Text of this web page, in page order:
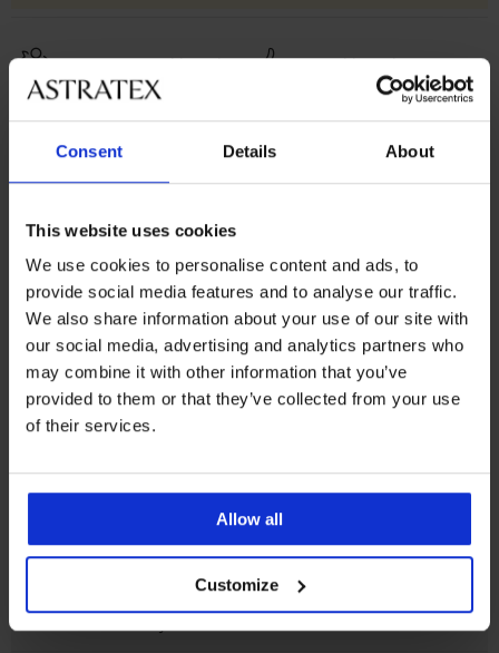
Consent Details About
This website uses cookies
We use cookies to personalise content and ads, to
provide social media features and to analyse our traffic.
We also share information about your use of our site with
our social media, advertising and analytics partners who
may combine it with other information that you’ve
provided to them or that they’ve collected from your use
of their services.
Allow all
Customize
8 % povrata od kupnje Povrati i zamjene
Povoljno Kako odabrati
Radni dani od 8.00 - 16.00
info@astratex.hr
Newsletter
Prijavite se na newsletter i osvojite 200 kn
ŽELIM PREUZIMATI
SLUŽBA ZA KORISNIKE